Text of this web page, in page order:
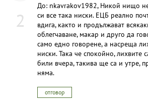
2
До: nkavrakov1982, Никой нищо не
си все така ниски. ЕЦБ реално
вдига, както и продължават
облегчаване, макар и друго да
само едно говорене, а насреща
ниски. Така че спокойно, лихвите
били вчера, такива ще са и утре,
няма.
отговор